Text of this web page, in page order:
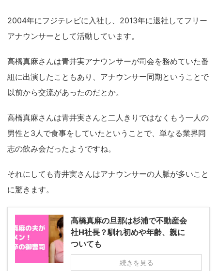
2004年にフジテレビに入社し、2013年に退社してフリー
アナウンサーとして活動しています。
高橋真麻さんは青井実アナウンサーが司会を務めていた番
組に出演したこともあり、アナウンサー同期ということで
以前から交流があったのだとか。
高橋真麻さんは青井実さんと二人きりではなくもう一人の
男性と3人で食事をしていたということで、単なる業界同
志の飲み会だったようですね。
それにしても青井実さんはアナウンサーの人脈が多いこと
に驚きます。
髙橋真麻の旦那は杉浦で不動産会
社H社長？馴れ初めや年齢、親に
ついても
続きを見る